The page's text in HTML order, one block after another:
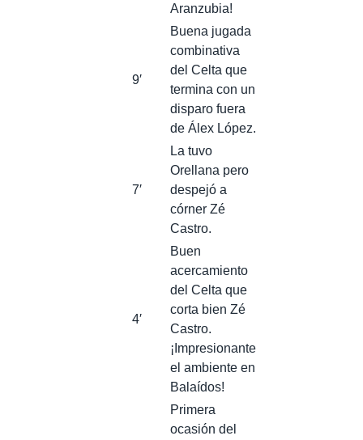
Aranzubia!
9′
Buena jugada
combinativa
del Celta que
termina con un
disparo fuera
de Álex López.
7′
La tuvo
Orellana pero
despejó a
córner Zé
Castro.
4′
Buen
acercamiento
del Celta que
corta bien Zé
Castro.
¡Impresionante
el ambiente en
Balaídos!
Primera
ocasión del